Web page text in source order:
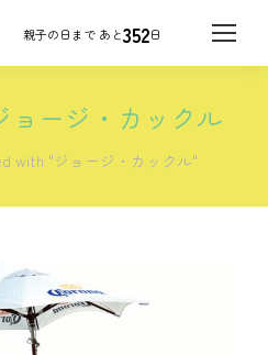
352日
ョージ・カックル
with "ジョージ・カックル"